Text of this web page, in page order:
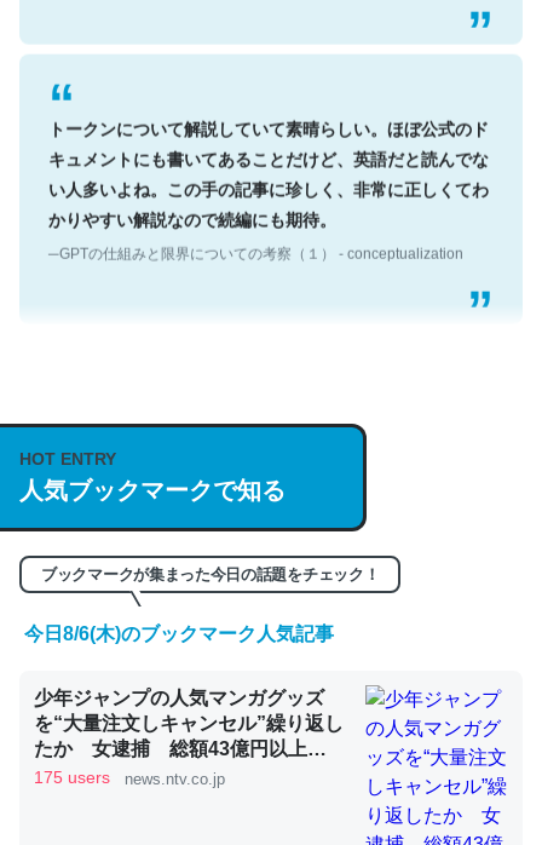
トークンについて解説していて素晴らしい。ほぼ公式のド
キュメントにも書いてあることだけど、英語だと読んでな
い人多いよね。この手の記事に珍しく、非常に正しくてわ
かりやすい解説なので続編にも期待。
─GPTの仕組みと限界についての考察（１） - conceptualization
説してる記事が少ないので貴重な良記事。/続編来た
https://isobe324649.hatenablog.com/entry/2023/03/27
/064121
─GPTの仕組みと限界についての考察（１） - conceptualization
くらい。小説でいう「ずっと前の伏線」は回収されないけ
ど、短期記憶というには多い分量。進化すればするほど分
かりやすく強くなりそう
─GPTの仕組みと限界についての考察（１） - conceptualization
HOT ENTRY
人気ブックマークで知る
ブックマークが集まった今日の話題をチェック！
今日8/6(木)のブックマーク人気記事
少年ジャンプの人気マンガグッズ
を“大量注文しキャンセル”繰り返し
たか 女逮捕 総額43億円以上
（2026年8月6日掲載）｜日テレ
175 users news.ntv.co.jp